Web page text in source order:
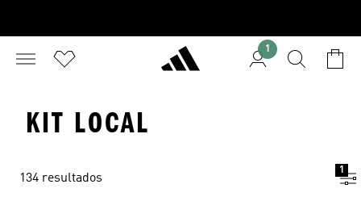
1
KIT LOCAL
134 resultados
1